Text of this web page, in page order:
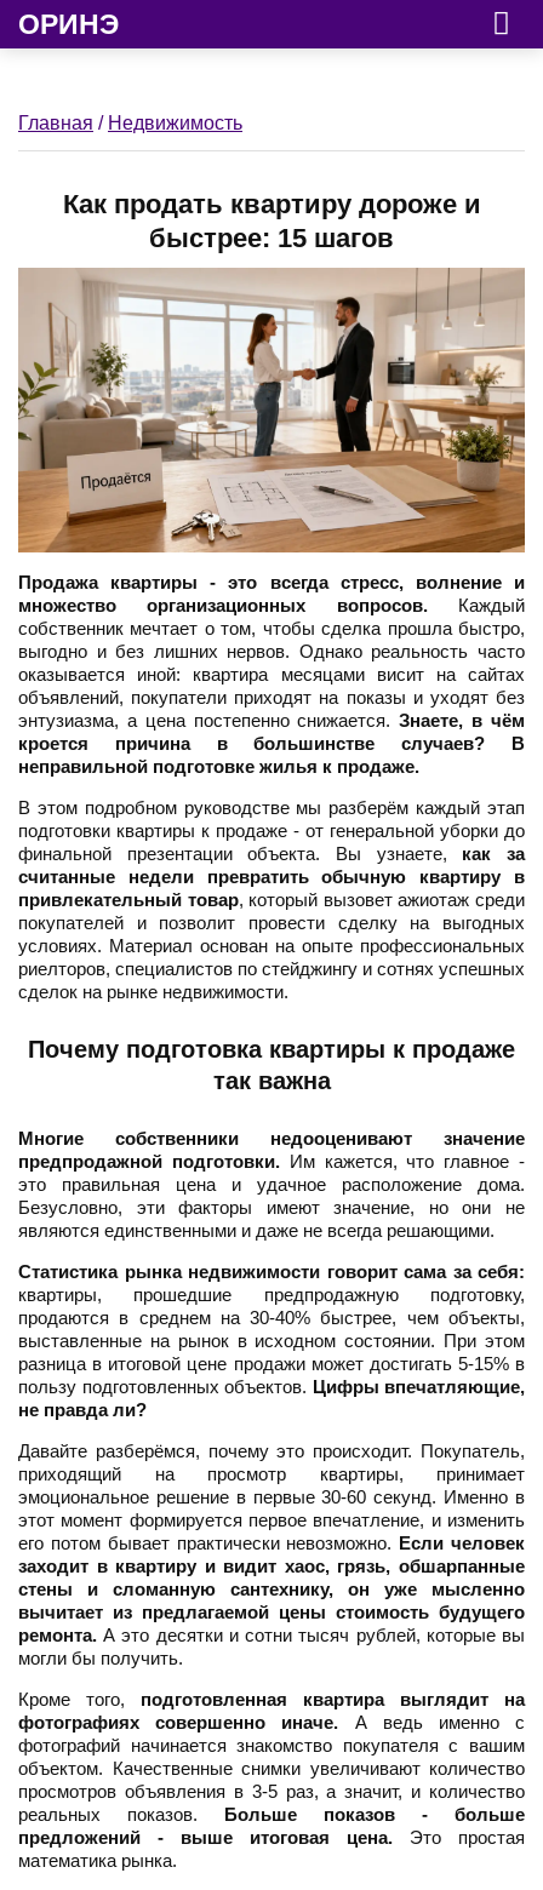
ОРИНЭ
Главная / Недвижимость
Как продать квартиру дороже и
быстрее: 15 шагов
Продажа квартиры - это всегда стресс, волнение и
множество организационных вопросов.Каждый
собственник мечтает о том, чтобы сделка прошла быстро,
выгодно и без лишних нервов. Однако реальность часто
оказывается иной: квартира месяцами висит на сайтах
объявлений, покупатели приходят на показы и уходят без
энтузиазма, а цена постепенно снижается.Знаете, в чём
кроется причина в большинстве случаев? В
неправильной подготовке жилья к продаже.
В этом подробном руководстве мы разберём каждый этап
подготовки квартиры к продаже - от генеральной уборки до
финальной презентации объекта. Вы узнаете, как за
считанные недели превратить обычную квартиру в
привлекательный товар, который вызовет ажиотаж среди
покупателей и позволит провести сделку на выгодных
условиях. Материал основан на опыте профессиональных
риелторов, специалистов по стейджингу и сотнях успешных
сделок на рынке недвижимости.
Почему подготовка квартиры к продаже
так важна
Многие собственники недооценивают значение
предпродажной подготовки.Им кажется, что главное -
это правильная цена и удачное расположение дома.
Безусловно, эти факторы имеют значение, но они не
являются единственными и даже не всегда решающими.
Статистика рынка недвижимости говорит сама за себя:
квартиры, прошедшие предпродажную подготовку,
продаются в среднем на 30-40% быстрее, чем объекты,
выставленные на рынок в исходном состоянии. При этом
разница в итоговой цене продажи может достигать 5-15% в
пользу подготовленных объектов. Цифры впечатляющие,
не правда ли?
Давайте разберёмся, почему это происходит. Покупатель,
приходящий на просмотр квартиры, принимает
эмоциональное решение в первые 30-60 секунд. Именно в
этот момент формируется первое впечатление, и изменить
его потом бывает практически невозможно. Если человек
заходит в квартиру и видит хаос, грязь, обшарпанные
стены и сломанную сантехнику, он уже мысленно
вычитает из предлагаемой цены стоимость будущего
ремонта. А это десятки и сотни тысяч рублей, которые вы
могли бы получить.
Кроме того, подготовленная квартира выглядит на
фотографиях совершенно иначе. А ведь именно с
фотографий начинается знакомство покупателя с вашим
объектом. Качественные снимки увеличивают количество
просмотров объявления в 3-5 раз, а значит, и количество
реальных показов. Больше показов - больше
предложений - выше итоговая цена. Это простая
математика рынка.